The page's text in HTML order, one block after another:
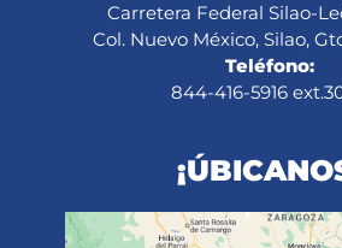
Carretera Federal Silao-
Col. Nuevo México, Silao,
Teléfono:
844-416-5916